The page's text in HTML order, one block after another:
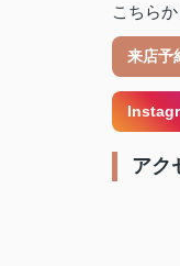
こちら
来店予
ア